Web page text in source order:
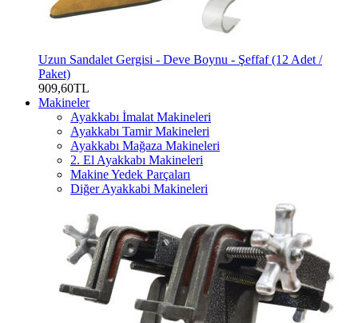
Uzun Sandalet Gergisi - Deve Boynu - Şeffaf (12 Adet /
Paket)
909,60TL
Makineler
Ayakkabı İmalat Makineleri
Ayakkabı Tamir Makineleri
Ayakkabı Mağaza Makineleri
2. El Ayakkabı Makineleri
Makine Yedek Parçaları
Diğer Ayakkabi Makineleri